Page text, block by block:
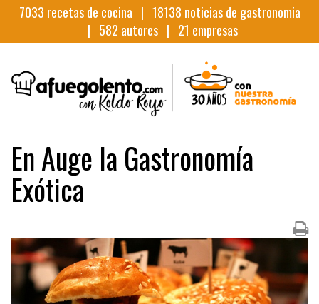
7033 recetas de cocina | 18138 noticias de gastronomia
| 582 autores | 21 empresas
En Auge la Gastronomía
Exótica